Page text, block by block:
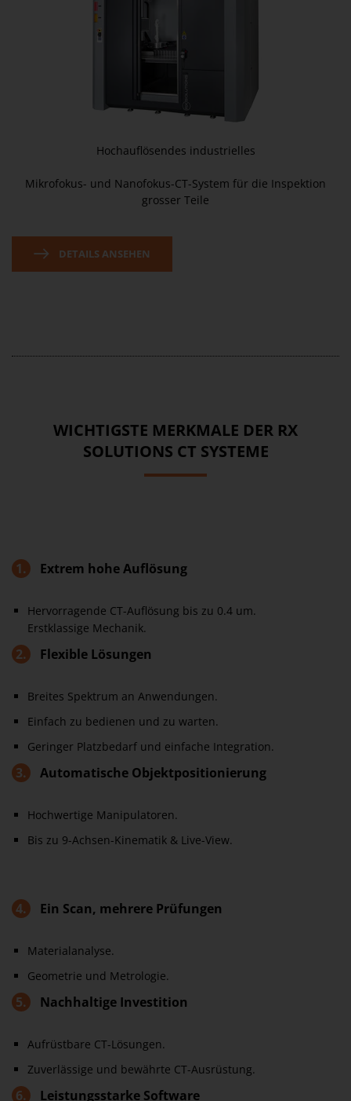
Hochauflösendes industrielles
Mikrofokus- und Nanofokus-CT-System für die Inspektion
grosser Teile
DETAILS ANSEHEN
WICHTIGSTE MERKMALE DER RX
SOLUTIONS CT SYSTEME
1. Extrem hohe Auflösung
Hervorragende CT-Auflösung bis zu 0.4 um.
Erstklassige Mechanik.
2. Flexible Lösungen
Breites Spektrum an Anwendungen.
Einfach zu bedienen und zu warten.
Geringer Platzbedarf und einfache Integration.
3. Automatische Objektpositionierung
Hochwertige Manipulatoren.
Bis zu 9-Achsen-Kinematik & Live-View.
4. Ein Scan, mehrere Prüfungen
Materialanalyse.
Geometrie und Metrologie.
5. Nachhaltige Investition
Aufrüstbare CT-Lösungen.
Zuverlässige und bewährte CT-Ausrüstung.
6. Leistungsstarke Software